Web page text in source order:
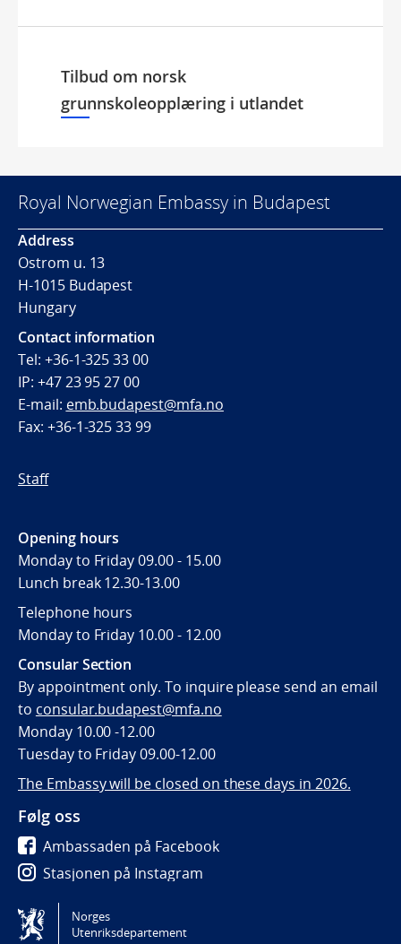
Tilbud om norsk
grunnskoleopplæring i utlandet
Royal Norwegian Embassy in Budapest
Address
Ostrom u. 13
H-1015 Budapest
Hungary
Contact information
Tel: +36-1-325 33 00
IP: +47 23 95 27 00
E-mail: emb.budapest@mfa.no
Fax: +36-1-325 33 99
Staff
Opening hours
Monday to Friday 09.00 - 15.00
Lunch break 12.30-13.00
Telephone hours
Monday to Friday 10.00 - 12.00
Consular Section
By appointment only. To inquire please send an email
to consular.budapest@mfa.no
Monday 10.00 -12.00
Tuesday to Friday 09.00-12.00
The Embassy will be closed on these days in 2026.
Følg oss
Ambassaden på Facebook
Stasjonen på Instagram
Ambassaden på Twitter
Norges
Utenriksdepartement